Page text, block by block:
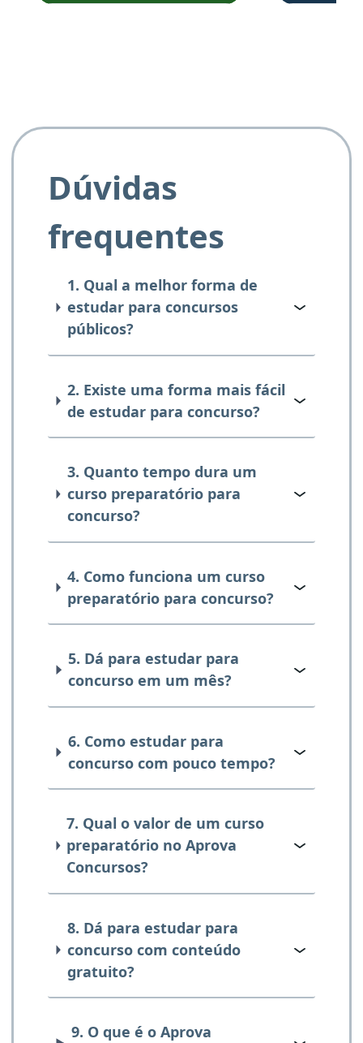
Dúvidas
frequentes
1. Qual a melhor forma de
estudar para concursos
públicos?
2. Existe uma forma mais fácil
de estudar para concurso?
3. Quanto tempo dura um
curso preparatório para
concurso?
4. Como funciona um curso
preparatório para concurso?
5. Dá para estudar para
concurso em um mês?
6. Como estudar para
concurso com pouco tempo?
7. Qual o valor de um curso
preparatório no Aprova
Concursos?
8. Dá para estudar para
concurso com conteúdo
gratuito?
9. O que é o Aprova